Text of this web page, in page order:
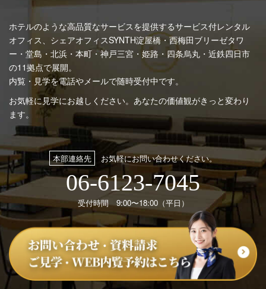
ホテルのような高品質なサービスを提供するサービス付レンタル
オフィス、シェアオフィスSYNTH淀屋橋・西梅田ブリーゼタワ
ー・堂島・北浜・本町・神戸三宮・姫路・四条烏丸・近鉄四日市
の11拠点で展開。
内覧・見学を電話やメールで随時受付中です。
お気軽に見学にお越しください。あなたの価値観がきっと変わり
ます。
本部連絡先 お気軽にお問い合わせください。
06-6123-7045
受付時間 9:00〜18:00（平日）